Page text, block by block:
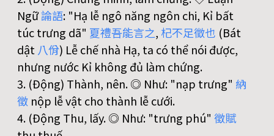
Ngữ論語: "Hạ lễ ngô năng ngôn chi, Kỉ bất
túc trưng dã" 夏禮吾能言之, 杞不足徵也 (Bát
dật 八佾) Lễ chế nhà Hạ, ta có thể nói được,
nhưng nước Kỉ không đủ làm chứng.
3. (Động) Thành, nên. ◎ Như: "nạp trưng" 納
徵 nộp lễ vật cho thành lễ cưới.
4. (Động Thu, lấy. ◎ Như: "trưng phú" 徵賦